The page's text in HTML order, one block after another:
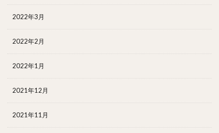
2022年3月
2022年2月
2022年1月
2021年12月
2021年11月